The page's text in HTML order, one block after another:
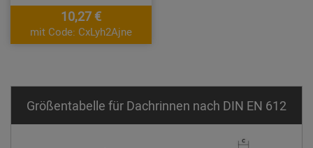
10,27 €
mit Code: CxLyh2Ajne
Größentabelle für Dachrinnen nach DIN EN 612